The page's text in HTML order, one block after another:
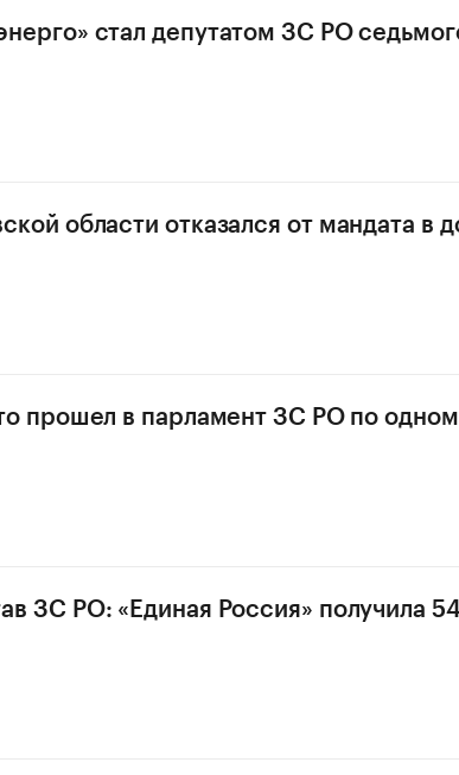
стал депутатом ЗС РО
области отказался от мандата в
прошел в парламент ЗС РО по
ЗС РО: «Единая Россия» получила